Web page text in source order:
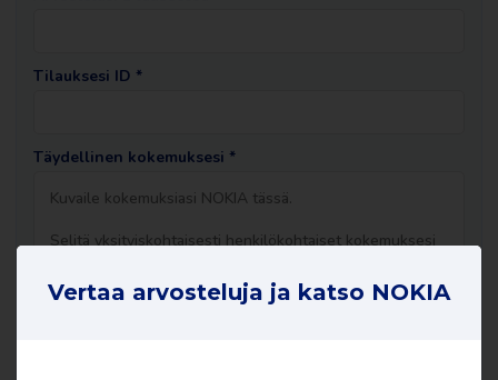
Tilauksesi ID *
Täydellinen kokemuksesi *
Vertaa arvosteluja ja katso NOKIA